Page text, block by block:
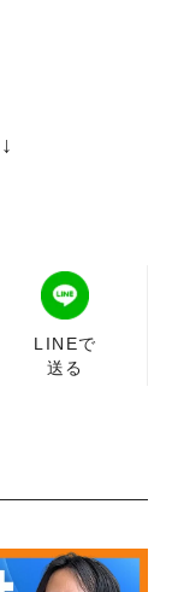
LINEで
送る